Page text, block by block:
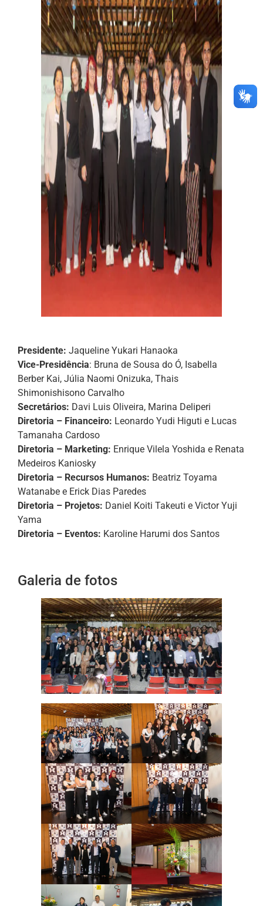
Presidente: Jaqueline Yukari Hanaoka
Vice-Presidência: Bruna de Sousa do Ó, Isabella
Berber Kai, Júlia Naomi Onizuka, Thais
Shimonishisono Carvalho
Secretários: Davi Luis Oliveira, Marina Deliperi
Diretoria – Financeiro: Leonardo Yudi Higuti e Lucas
Tamanaha Cardoso
Diretoria – Marketing: Enrique Vilela Yoshida e Renata
Medeiros Kaniosky
Diretoria – Recursos Humanos: Beatriz Toyama
Watanabe e Erick Dias Paredes
Diretoria – Projetos: Daniel Koiti Takeuti e Victor Yuji
Yama
Diretoria – Eventos: Karoline Harumi dos Santos
Galeria de fotos